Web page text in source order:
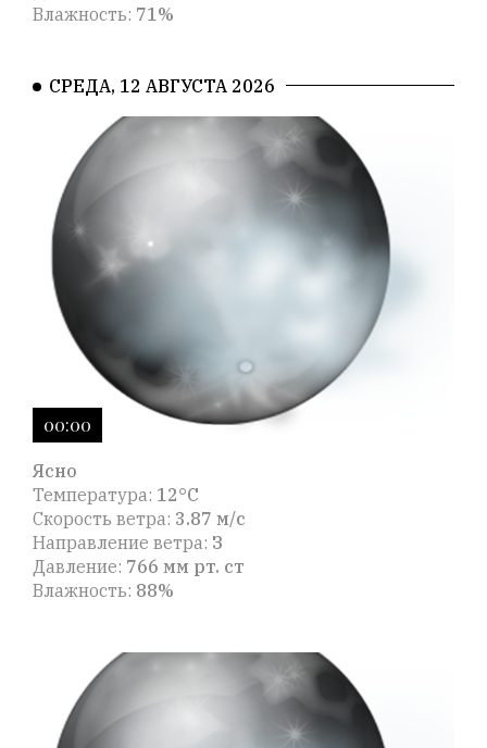
Влажность: 71%
СРЕДА, 12 АВГУСТА 2026
00:00
Ясно
Температура: 12°C
Скорость ветра: 3.87 м/с
Направление ветра: З
Давление: 766 мм рт. ст
Влажность: 88%